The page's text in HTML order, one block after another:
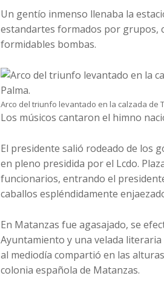
Un gentío inmenso llenaba la
estandartes formados por grupos,
formidables bombas.
Arco del triunfo levantado en la calzada de
Los músicos cantaron el himno
El presidente salió rodeado de los
en pleno presidida por el Lcdo.
funcionarios, entrando el
caballos espléndidamente
En Matanzas fue agasajado, se
Ayuntamiento y una velada literaria
al mediodía compartió en las
colonia española de Matanzas.